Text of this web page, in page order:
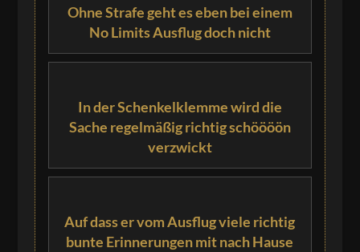
Ohne Strafe geht es eben bei einem
No Limits Ausflug doch nicht
In der Schenkelklemme wird die
Sache regelmäßig richtig schöööön
verzwickt
Auf dass er vom Ausflug viele richtig
bunte Erinnerungen mit nach Hause